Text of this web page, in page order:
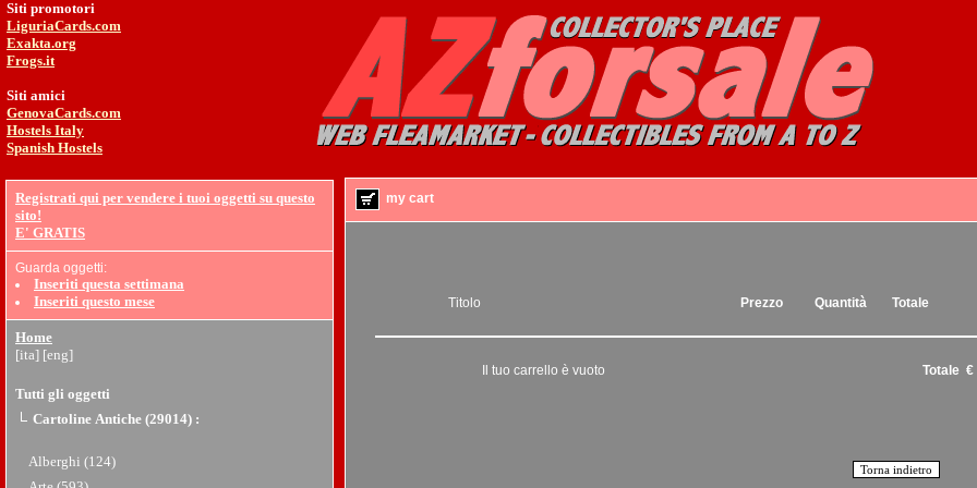
Siti promotori
LiguriaCards.com
Exakta.org
Frogs.it
Siti amici
GenovaCards.com
Hostels Italy
Spanish Hostels
Registrati qui per vendere i tuoi oggetti su questo
sito!
E' GRATIS
Guarda oggetti:
Inseriti questa settimana
Inseriti questo mese
Home
[ita] [eng]
Tutti gli oggetti
Cartoline Antiche (29014) :
Alberghi (124)
my cart
Titolo Prezzo Quantità Totale
Il tuo carrello è vuoto Totale €